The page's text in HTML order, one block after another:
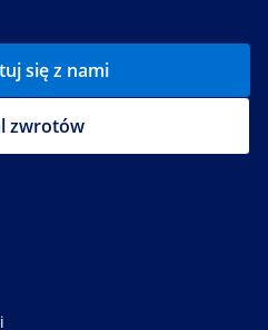
się z nami
zwrotów